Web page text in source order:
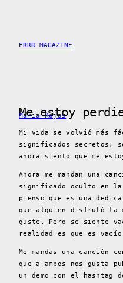
contenido
ERRR MAGAZINE
Me estoy
Maria Rojas
Mi vida se volvió más
significados secretos,
ahora siento que me
Ahora me mandan una
significado oculto en
pienso que es una
que alguien disfrutó la
guste. Pero se siente
realidad es que es
Me mandas una canción
que a ambos nos gusta
un demo con el hashtag